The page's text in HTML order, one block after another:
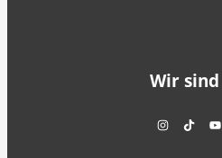
Wir